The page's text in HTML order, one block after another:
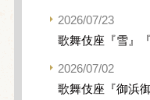
2026/07/23
歌舞伎座『雪』
2026/07/02
歌舞伎座『御浜